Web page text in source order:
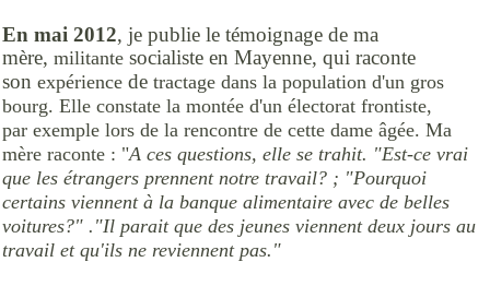
En mai 2012, je publie le témoignage de ma
mère, militante socialiste en Mayenne, qui raconte
son expérience de tractage dans la population d'un gros
bourg. Elle constate la montée d'un électorat frontiste,
par exemple lors de la rencontre de cette dame âgée. Ma
mère raconte : "A ces questions, elle se trahit. "Est-ce vrai
que les étrangers prennent notre travail? ; "Pourquoi
certains viennent à la banque alimentaire avec de belles
voitures?" ."Il parait que des jeunes viennent deux jours au
travail et qu'ils ne reviennent pas."